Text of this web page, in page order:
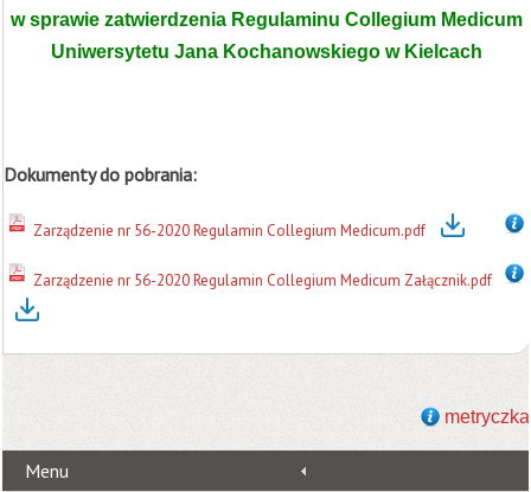
w sprawie zatwierdzenia Regulaminu Collegium Medicum
Uniwersytetu Jana Kochanowskiego w Kielcach
Dokumenty do pobrania:
Zarządzenie nr 56-2020 Regulamin Collegium Medicum.pdf
Zarządzenie nr 56-2020 Regulamin Collegium Medicum Załącznik.pdf
metryczka
Menu